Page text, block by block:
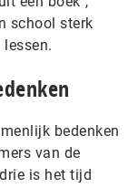
school sterk
bedenken
van de
is het tijd